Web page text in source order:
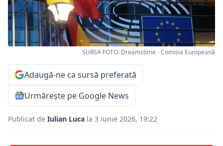
SURSA FOTO: Dreamstime - Comisia Europeană
Adaugă-ne ca sursă preferată
Urmărește pe Google News
Publicat de Iulian Luca la 3 iunie 2026, 19:22